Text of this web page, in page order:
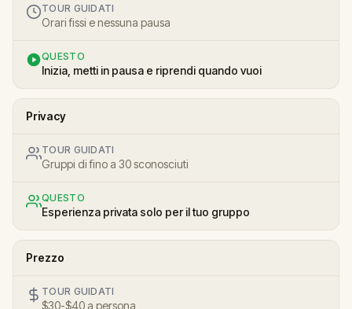
TOUR GUIDATI
Orari fissi e nessuna pausa
QUESTO
Inizia, metti in pausa e riprendi quando vuoi
Privacy
TOUR GUIDATI
Gruppi di fino a 30 sconosciuti
QUESTO
Esperienza privata solo per il tuo gruppo
Prezzo
TOUR GUIDATI
$30-$40 a persona